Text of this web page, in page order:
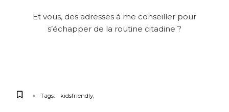
Et vous, des adresses à me conseiller pour
s’échapper de la routine citadine ?
Tags: kidsfriendly